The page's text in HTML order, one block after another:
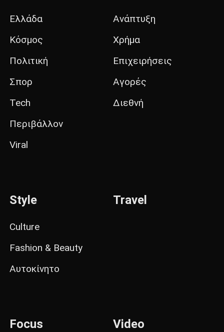
Ελλάδα
Κόσμος
Πολιτική
Σπορ
Tech
Περιβάλλον
Viral
Ανάπτυξη
Χρήμα
Επιχειρήσεις
Αγορές
Διεθνή
Style
Culture
Fashion & Beauty
Αυτοκίνητο
Travel
Focus Video